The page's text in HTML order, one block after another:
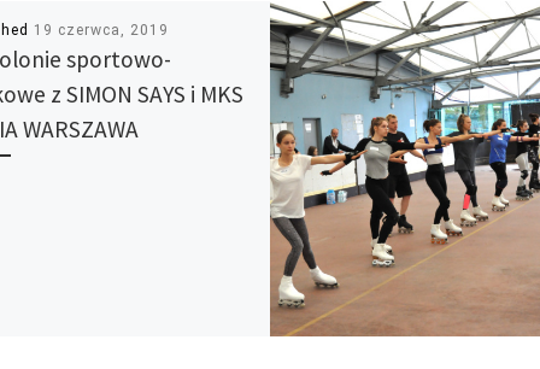
19 czerwca, 2019
sportowo-
z SIMON SAYS i MKS
WARSZAWA